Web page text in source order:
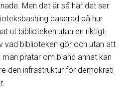
Men det är så här det ser
baserad på hur
ut biblioteken utan en riktigt
vad biblioteken gör och utan att
pratar om bland annat kan
den infrastruktur för demokrati